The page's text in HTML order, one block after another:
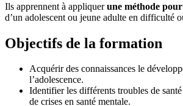
Ils apprennent à appliquerune méthode
d’un adolescent ou jeune adulte en difficulté
Objectifs de la formation
Acquérir des connaissances le
l’adolescence.
Identifier les différents troubles de
de crises en santé mentale.